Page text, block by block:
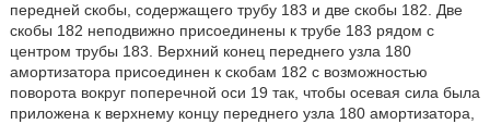
передней скобы, содержащего трубу 183 и две скобы 182. Две
скобы 182 неподвижно присоединены к трубе 183 рядом с
центром трубы 183. Верхний конец переднего узла 180
амортизатора присоединен к скобам 182 с возможностью
поворота вокруг поперечной оси 19 так, чтобы осевая сила была
приложена к верхнему концу переднего узла 180 амортизатора,